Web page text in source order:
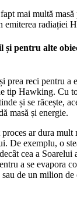
mai multă masă
emiterea radiației
și pentru alte
prea reci pentru a
tip Hawking. Cu
și se răcește,
masă și energie.
ar dura mult
De exemplu, o
cea a Soarelui
a se evapora
de un milion